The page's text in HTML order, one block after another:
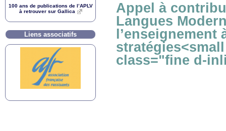
Appel à
Langues
class="fine d-
100 ans de publications de l’APLV
à retrouver sur Gallica
Liens associatifs